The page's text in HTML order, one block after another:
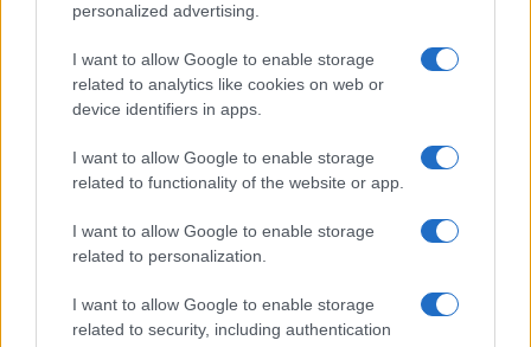
personalized advertising.
I want to allow Google to enable storage
related to analytics like cookies on web or
device identifiers in apps.
I want to allow Google to enable storage
related to functionality of the website or app.
I want to allow Google to enable storage
related to personalization.
I want to allow Google to enable storage
related to security, including authentication
ΑΚΟΛΟΥΘΗΣΤΕ ΜΑΣ ΣΤΟ GOOGLE
ΤΟΥΡΚΙΑ PKK ΚΥΒΕΡΝΗΣΗ ΕΡΝΤΟΓΑΝ